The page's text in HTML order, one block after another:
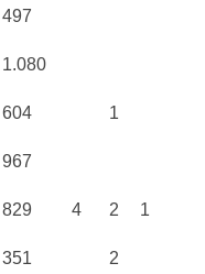
497
1.080
604 1
967
829 4 2 1
351 2